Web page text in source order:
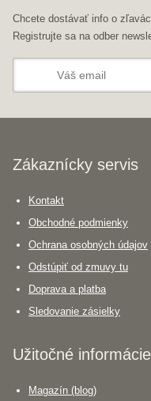
Chcete dostávať info o
Registrujte sa na odber
Zákaznícky servis
Kontakt
Obchodné podmienky
Ochrana osobných údajov
Odstúpiť od zmuvy tu
Doprava a platba
Sledovanie zásielky
Užitočné informácie
Magazín (blog)